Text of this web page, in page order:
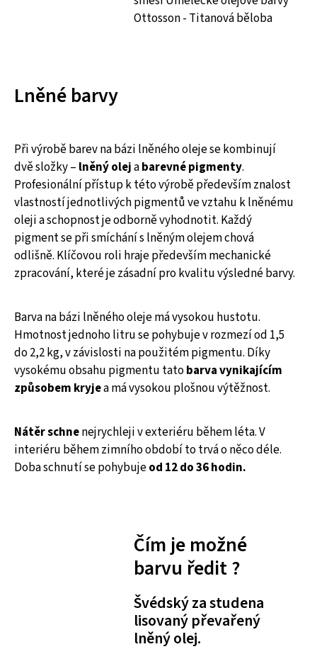
Ottosson - Titanová běloba
Lněné barvy
Při výrobě barev na bázi lněného oleje se kombinují
dvě složky – lněný olejabarevné pigmenty.
Profesionální přístup k této výrobě především znalost
vlastností jednotlivých pigmentů ve vztahu k lněnému
oleji a schopnost je odborně vyhodnotit. Každý
pigment se při smíchání s lněným olejem chová
odlišně. Klíčovou roli hraje především mechanické
zpracování, které je zásadní pro kvalitu výsledné barvy.
Barva na bázi lněného oleje má vysokou hustotu.
Hmotnost jednoho litru se pohybuje v rozmezí od 1,5
do 2,2 kg, v závislosti na použitém pigmentu. Díky
vysokému obsahu pigmentu tatobarva vynikajícím
způsobem kryjea má vysokou plošnou výtěžnost.
Nátěr schnenejrychleji v exteriéru během léta. V
interiéru během zimního období to trvá o něco déle.
Doba schnutí se pohybujeod 12 do 36 hodin.
Čím je možné
barvu ředit ?
Švédský za studena
lisovaný převařený
lněný olej.